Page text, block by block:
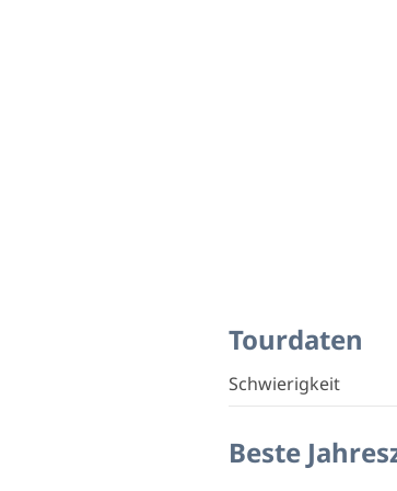
Tourdaten
Schwierigkeit
Beste